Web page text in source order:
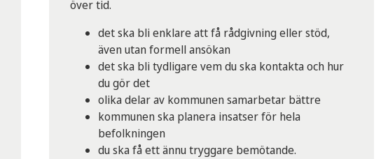
över tid.
det ska bli enklare att få rådgivning eller stöd,
även utan formell ansökan
det ska bli tydligare vem du ska kontakta och hur
du gör det
olika delar av kommunen samarbetar bättre
kommunen ska planera insatser för hela
befolkningen
du ska få ett ännu tryggare bemötande.